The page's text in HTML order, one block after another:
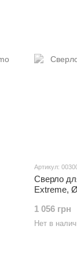
Артикул:
Сверло
Extreme,
1 056 грн
Нет в